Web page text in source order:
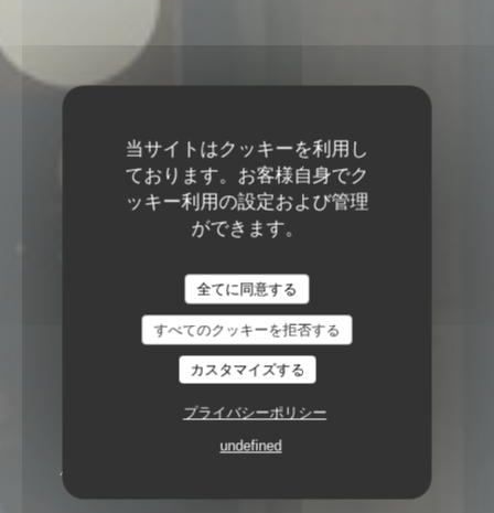
当サイトはクッキーを利用し
ております。お客様自身でク
ッキー利用の設定および管理
ができます。
全てに同意する
すべてのクッキーを拒否する
カスタマイズする
プライバシーポリシー
undefined
バーレストラン